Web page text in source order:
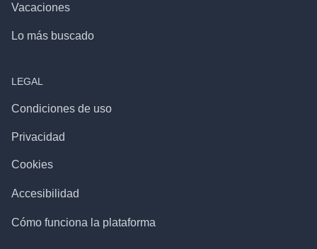
Vacaciones
Lo más buscado
LEGAL
Condiciones de uso
Privacidad
Cookies
Accesibilidad
Cómo funciona la plataforma